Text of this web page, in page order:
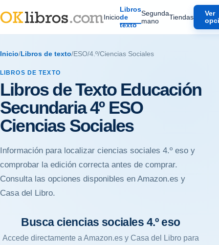
Inicio
Libros
de
texto
Segunda
mano
Tiendas
Ver
Inicio/ Libros de texto/ESO/4.º/Ciencias Sociales
LIBROS DE TEXTO
Libros de Texto Educación
Secundaria 4º ESO
Ciencias Sociales
Información para localizar ciencias sociales 4.º eso y
comprobar la edición correcta antes de comprar.
Consulta las opciones disponibles en Amazon.es y
Casa del Libro.
Busca ciencias sociales 4.º eso
Accede directamente a Amazon.es y Casa del Libro para